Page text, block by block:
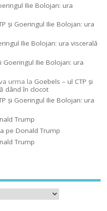
Ilie Bolojan: ura
şi Goeringul Ilie Bolojan: ura
Ilie Bolojan: ura viscerală
Goeringul Ilie Bolojan: ura
urma la Goebels – ul CTP şi
dând în clocot
şi Goeringul Ilie Bolojan: ura
Trump
pe Donald Trump
Trump